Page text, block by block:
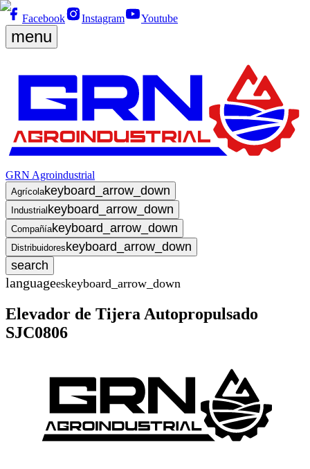
Facebook Instagram Youtube
menu
GRN Agroindustrial
Agrícolakeyboard_arrow_down
Industrial keyboard_arrow_down
Compañíakeyboard_arrow_down
Distribuidores keyboard_arrow_down
search
languageeskeyboard_arrow_down
Elevador de Tijera Autopropulsado
SJC0806